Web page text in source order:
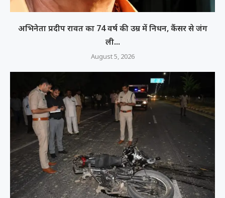
अभिनेता प्रदीप रावत का 74 वर्ष की उम्र में निधन, कैंसर से जंग
ली...
August 5, 2026